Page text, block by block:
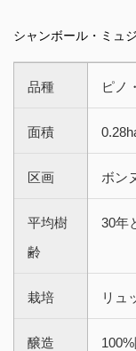
シャンボール・ミュ
品種 ピノ
面積
区画 ボン
平均樹
齢
30年
栽培 リュ
醸造